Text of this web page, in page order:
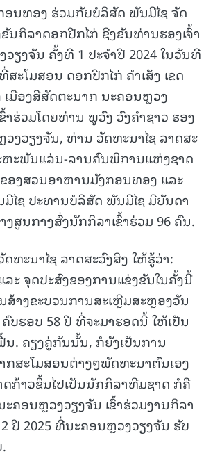
ນທອງ ຮ່ວມກັບບໍລິສັດ ພັນມີໄຊ ຈັດ
ນກິລາດອກປີກໄກ່ ຊີງຂັນທ່ານຮອງເຈົ້າ
ຽງຈັນ ຄັ້ງທີ 1 ປະຈຳປີ 2024 ໃນວັນທີ
ສະໂມສອນ ດອກປີກໄກ່ ຄຳເສັງ ເຂດ
ມືອງສີສັດຕະນາກ ນະຄອນຫຼວງ
າຮ່ວມໂດຍທ່ານ ພູວົງ ວົງຄຳຊາວ ຮອງ
ວງວຽງຈັນ, ທ່ານ ວັດທະນາໄຊ ລາດສະ
ຫະພັນແລ່ນ-ລານຄົນພິການແຫ່ງຊາດ
ຂອງສວນອາຫານມັງກອນທອງ ແລະ
ໄຊ ປະທານບໍລິສັດ ພັນມີໄຊ ມີບັນດາ
ງສູນກາງສົ່ງນັກກິລາເຂົ້າຮ່ວມ 96 ຄົນ.
ທະນາໄຊ ລາດສະວົງສິງ ໃຫ້ຮູ້ວ່າ:
ະ ຈຸດປະສົງຂອງການແຂ່ງຂັນໃນຄັ້ງນີ້
ສ້າງຂະບວນການສະເຫຼີມສະຫຼອງວັນ
ບຮອບ 58 ປີ ທີ່ຈະມາຮອດນີ້ ໃຫ້ເປັນ
. ຄຽງຄູ່ກັນນັ້ນ, ກໍຍັງເປັນການ
ກສະໂມສອນຕ່າງໆພັດທະນາຕົນເອງ
ດກ້າວຂຶ້ນໄປເປັນນັກກິລາທີມຊາດ ກໍຄື
ຄອນຫຼວງວຽງຈັນ ເຂົ້າຮ່ວມງານກິລາ
ປີ 2025 ທີ່ນະຄອນຫຼວງວຽງຈັນ ຮັບ